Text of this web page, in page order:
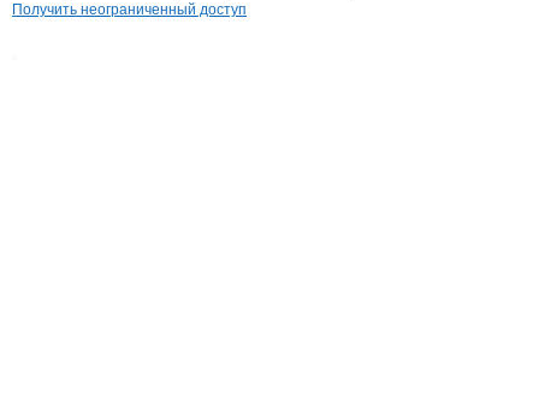
Получить неограниченный доступ